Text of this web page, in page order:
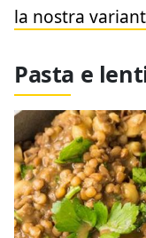
la nostra
Pasta e